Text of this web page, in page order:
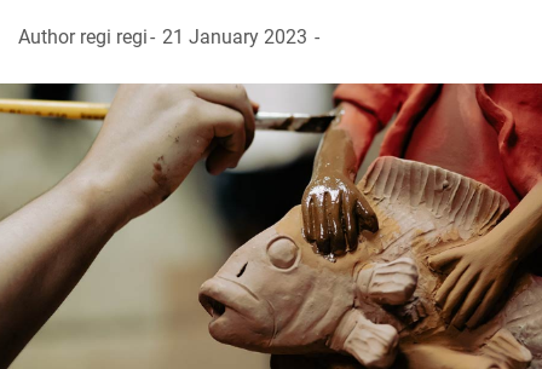
Author regi regi 21 January 2023